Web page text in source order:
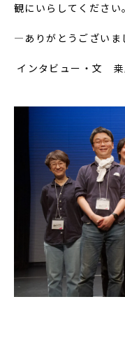
観にいらしてください。
―ありがとうございま
インタビュー・文 桒